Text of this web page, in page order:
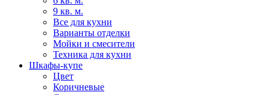
9 кв. м.
Все для кухни
Варианты отделки
Мойки и смесители
Техника для кухни
Шкафы-купе
Цвет
Коричневые